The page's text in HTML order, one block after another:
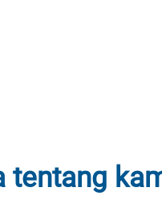
tentang